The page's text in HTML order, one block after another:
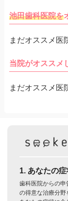
池田歯科医院を
まだオススメ医
当院がオススメ
まだオススメ医
1. あなたの
歯科医院からの申
の得意な治療分野